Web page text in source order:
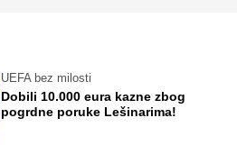
UEFA bez milosti
Dobili 10.000 eura kazne zbog
pogrdne poruke Lešinarima!